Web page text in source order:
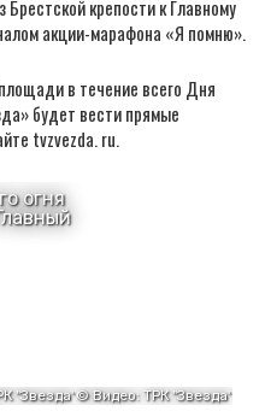
крепости к Главному
акции-марафона «Я помню».
в течение всего Дня
будет вести прямые
tvzvezda. ru.